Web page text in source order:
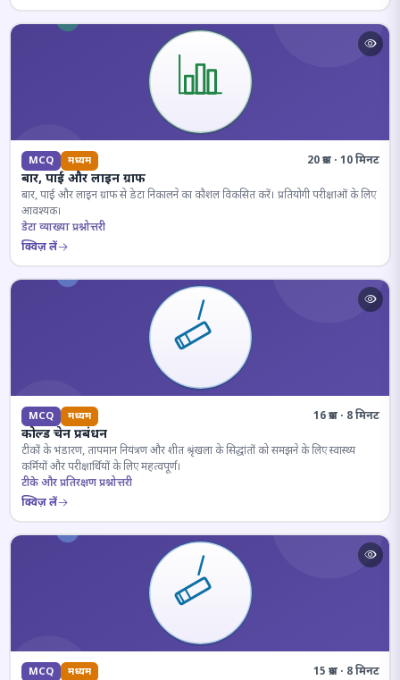
MCQ मध्यम 20 प्रश्न · 10 मिनट
बार, पाई और लाइन ग्राफ
बार, पाई और लाइन ग्राफ से डेटा निकालने का कौशल विकसित करें। प्रतियोगी परीक्षाओं के लिए
आवश्यक।
डेटा व्याख्या प्रश्नोत्तरी
क्विज़ लें
MCQ मध्यम 16 प्रश्न · 8 मिनट
कोल्ड चेन प्रबंधन
टीकों के भंडारण, तापमान नियंत्रण और शीत श्रृंखला के सिद्धांतों को समझने के लिए स्वास्थ्य
कर्मियों और परीक्षार्थियों के लिए महत्वपूर्ण।
टीके और प्रतिरक्षण प्रश्नोत्तरी
क्विज़ लें
MCQ मध्यम 15 प्रश्न · 8 मिनट